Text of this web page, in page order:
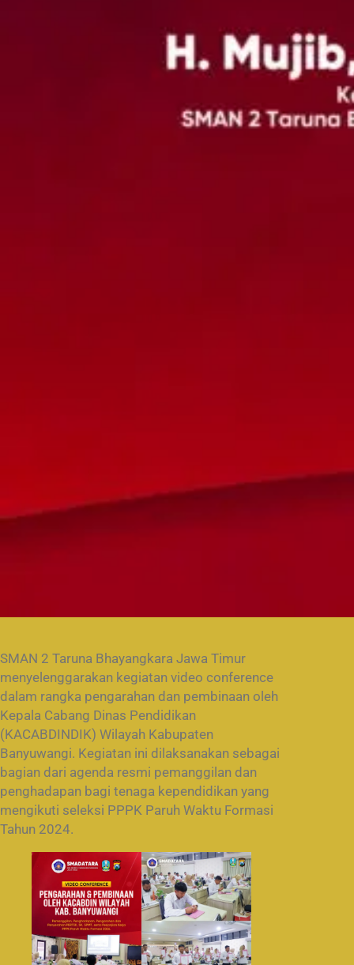
SMAN 2 Taruna Bhayangkara Jawa Timur
menyelenggarakan kegiatan video conference
dalam rangka pengarahan dan pembinaan oleh
Kepala Cabang Dinas Pendidikan
(KACABDINDIK) Wilayah Kabupaten
Banyuwangi. Kegiatan ini dilaksanakan sebagai
bagian dari agenda resmi pemanggilan dan
penghadapan bagi tenaga kependidikan yang
mengikuti seleksi PPPK Paruh Waktu Formasi
Tahun 2024.